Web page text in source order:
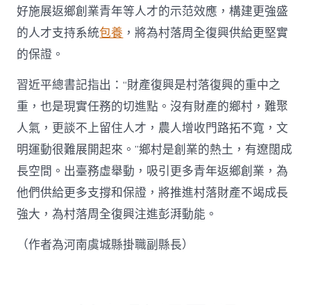
好施展返鄉創業青年等人才的示范效應，構建更強盛
的人才支持系統包養 ，將為村落周全復興供給更堅實
的保證。
習近平總書記指出：“財產復興是村落復興的重中之
重，也是現實任務的切進點。沒有財產的鄉村，難聚
人氣，更談不上留住人才，農人增收門路拓不寬，文
明運動很難展開起來。”鄉村是創業的熱土，有遼闊成
長空間。出臺務虛舉動，吸引更多青年返鄉創業，為
他們供給更多支撐和保證，將推進村落財產不竭成長
強大，為村落周全復興注進彭湃動能。
（作者為河南虞城縣掛職副縣長）